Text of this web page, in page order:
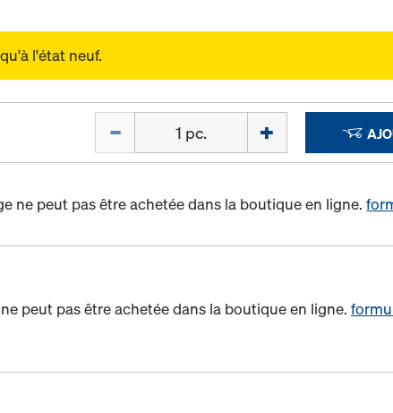
l'état neuf.
ne peut pas être achetée dans la boutique en ligne.
peut pas être achetée dans la boutique en ligne.